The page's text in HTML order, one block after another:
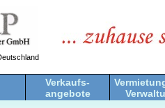
Verkaufs-
angebote